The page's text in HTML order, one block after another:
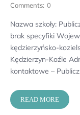
Comments: 0
Nazwa szkoły:
brak specyfiki
kędzierzyńsko-
Kędzierzyn-Koźle
kontaktowe –
READ MORE